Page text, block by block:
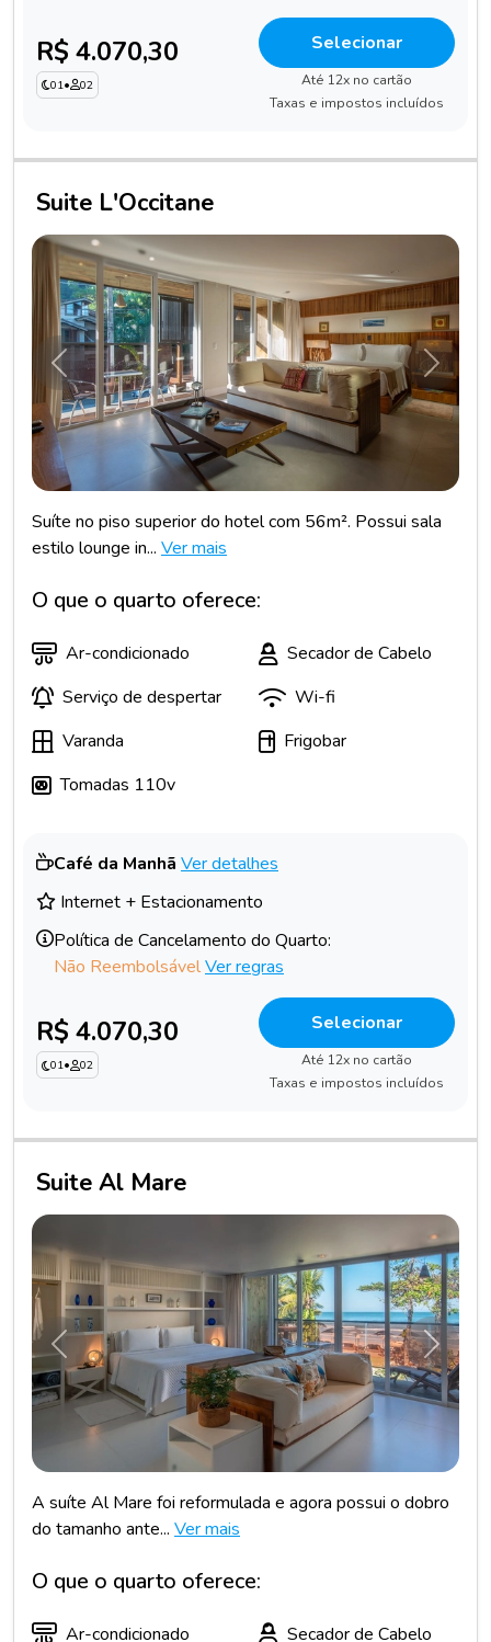
R$ 4.070,30
01• 02
Selecionar
Até 12x no cartão
Taxas e impostos incluídos
Suite L'Occitane
Anterior
Suíte no piso superior do hotel com 56m². Possui sala
estilo lounge in... Ver mais
O que o quarto oferece:
Ar-condicionado
Secador de Cabelo
Serviço de despertar
Wi-fi
Varanda
Frigobar
Tomadas 110v
Café da Manhã Ver detalhes
Internet + Estacionamento
Política de Cancelamento do Quarto:
Não ReembolsávelVer regras
R$ 4.070,30
01• 02
Selecionar
Até 12x no cartão
Taxas e impostos incluídos
Suite Al Mare
Anterior
A suíte Al Mare foi reformulada e agora possui o dobro
do tamanho ante... Ver mais
O que o quarto oferece:
Ar-condicionado Secador de Cabelo